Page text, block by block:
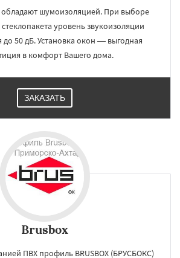
шумоизоляцией. При выборе
стеклопакета уровень звукоизоляции
до 50 дБ. Установка окон — выгодная
в комфорт Вашего дома.
ЗАКАЗАТЬ
Brusbox
ПВХ профиль BRUSBOX (БРУСБОКС)